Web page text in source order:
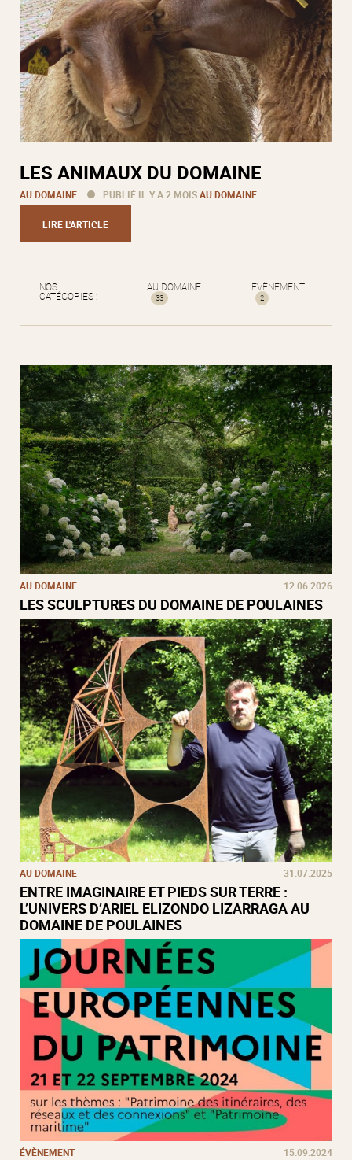
LES ANIMAUX DU DOMAINE
AU DOMAINE PUBLIÉ IL Y A 2 MOISAU DOMAINE
LIRE L'ARTICLE
NOS
CATÉGORIES :
AU DOMAINE
33
ÉVÈNEMENT
2
AU DOMAINE 12.06.2026
LES SCULPTURES DU DOMAINE DE POULAINES
AU DOMAINE 31.07.2025
ENTRE IMAGINAIRE ET PIEDS SUR TERRE :
L’UNIVERS D’ARIEL ELIZONDO LIZARRAGA AU
DOMAINE DE POULAINES
ÉVÈNEMENT 15.09.2024